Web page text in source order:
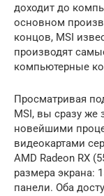
доходит до
основном
концов, MSI
производят
компьютерные
Просматривая
MSI, вы сразу же
новейшими
видеокартами
AMD Radeon RX
размера
панели. Оба